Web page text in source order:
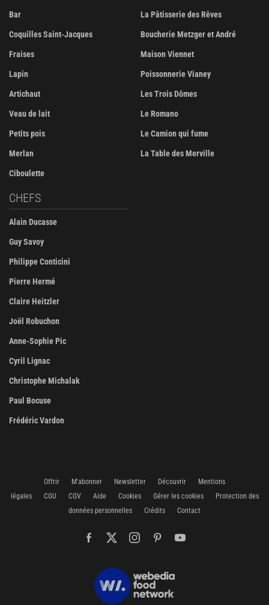
Bar
Coquilles Saint-Jacques
Fraises
Lapin
Artichaut
Veau de lait
Petits pois
Merlan
Ciboulette
La Pâtisserie des Rêves
Boucherie Metzger et André
Maison Viennet
Poissonnerie Vianey
Les Trois Dômes
Le Romano
Le Camion qui fume
La Table des Merville
CHEFS
Alain Ducasse
Guy Savoy
Philippe Conticini
Pierre Hermé
Claire Heitzler
Joël Robuchon
Anne-Sophie Pic
Cyril Lignac
Christophe Michalak
Paul Bocuse
Frédéric Vardon
Offrir M'abonner Newsletter Découvrir
Mentions
légales
CGU CGV Aide Cookies Gérer les cookies
Protection des
données personnelles
Crédits Contact